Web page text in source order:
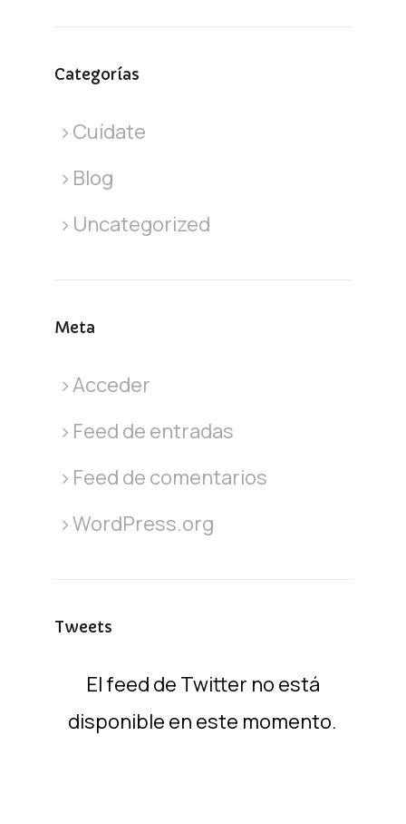
Categorías
Cuídate
Blog
Uncategorized
Meta
Acceder
Feed de entradas
Feed de comentarios
WordPress.org
Tweets
El feed de Twitter no está
disponible en este momento.